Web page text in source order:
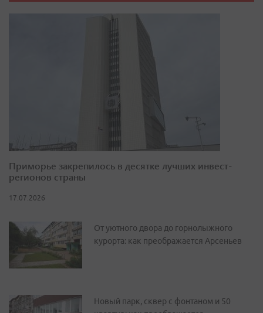
Приморье закрепилось в десятке лучших инвест-
регионов страны
17.07.2026
От уютного двора до горнолыжного
курорта: как преображается Арсеньев
Новый парк, сквер с фонтаном и 50